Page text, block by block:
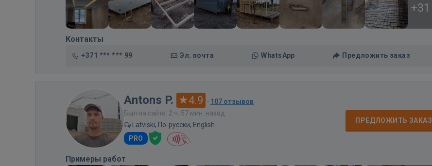
+31
Контакты
+371 *** *** 99 Эл. почта WhatsApp Предложить заказ
Antons P. 4.9 · 107 отзывов
Был на сайте: 2 ч. 57 мин. назад
Latviski, По-русски, English
PRO
ПРЕДЛОЖИТЬ ЗАКАЗ
Примеры работ